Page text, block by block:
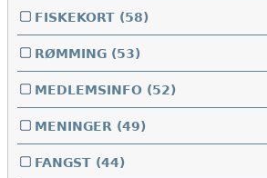
FISKEKORT (58)
RØMMING (53)
MEDLEMSINFO (52)
MENINGER (49)
FANGST (44)